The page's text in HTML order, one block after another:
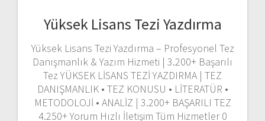
Yüksek Lisans Tezi Yazdırma
Yüksek Lisans Tezi Yazdırma – Profesyonel Tez
Danışmanlık & Yazım Hizmeti | 3.200+ Başarılı
Tez YÜKSEK LİSANS TEZİ YAZDIRMA | TEZ
DANIŞMANLIK • TEZ KONUSU • LİTERATÜR •
METODOLOJİ • ANALİZ | 3.200+ BAŞARILI TEZ
4.250+ Yorum Hızlı İletişim Tüm Hizmetler 0